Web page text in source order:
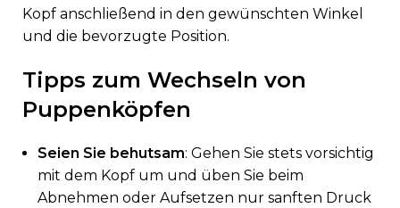
Kopf anschließend in den gewünschten Winkel
und die bevorzugte Position.
Tipps zum Wechseln von
Puppenköpfen
Seien Sie behutsam: Gehen Sie stets vorsichtig
mit dem Kopf um und üben Sie beim
Abnehmen oder Aufsetzen nur sanften Druck